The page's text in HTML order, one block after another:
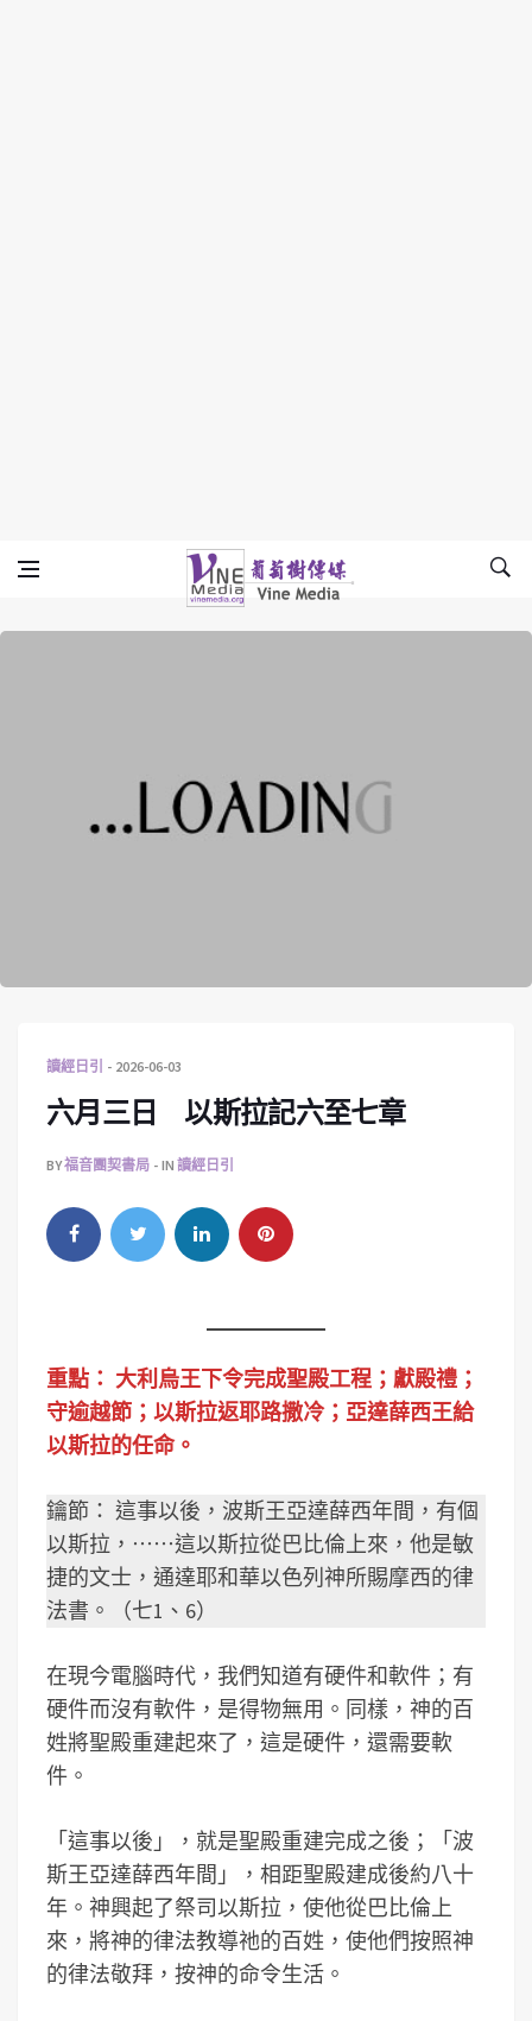
Vine Media
葡萄樹傳媒
讀經日引 2026-06-03
六月三日 以斯拉記六至七章
BY福音團契書局 IN 讀經日引
重點： 大利烏王下令完成聖殿工程；獻殿禮；
守逾越節；以斯拉返耶路撒冷；亞達薛西王給
以斯拉的任命。
鑰節： 這事以後，波斯王亞達薛西年間，有個
以斯拉，⋯⋯這以斯拉從巴比倫上來，他是敏
捷的文士，通達耶和華以色列神所賜摩西的律
法書。（七1、6）
在現今電腦時代，我們知道有硬件和軟件；有
硬件而沒有軟件，是得物無用。同樣，神的百
姓將聖殿重建起來了，這是硬件，還需要軟
件。
「這事以後」，就是聖殿重建完成之後；「波
斯王亞達薛西年間」，相距聖殿建成後約八十
年。神興起了祭司以斯拉，使他從巴比倫上
來，將神的律法教導祂的百姓，使他們按照神
的律法敬拜，按神的命令生活。